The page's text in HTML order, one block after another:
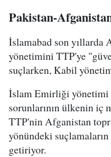
Pakistan-
İslamabad son
yönetimini TTP'ye
suçlarken, Kabil
İslam Emirliği yönetimi
sorunlarının ülkenin iç
TTP'nin Afganistan
yönündeki suçlamaların
getiriyor.